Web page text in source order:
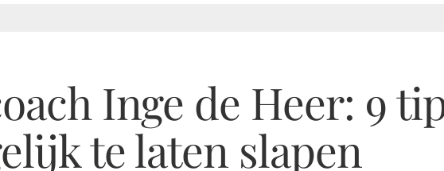
Inge de Heer: 9
te laten slapen